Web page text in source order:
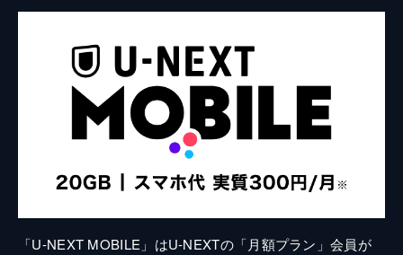
「U-NEXT MOBILE」はU-NEXTの「月額プラン」会員が